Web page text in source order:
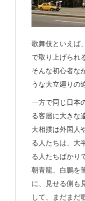
歌舞伎といえば
で取り上げられ
そんな初心者な
うな大立廻りの
一方で同じ日本
る客層に大きな
大相撲は外国人
る人たちは、大
る人たちばかり
朝青龍、白鵬を
に、見せる側も
して、まだまだ